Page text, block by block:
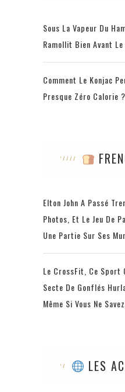
Sous La Vapeur Du
Ramollit Bien Avant Le
Comment Le Konjac
Presque Zéro Calorie ?
Elton John A Passé
Photos, Et Le Jeu De
Une Partie Sur Ses
Le CrossFit, Ce Sport
Secte De Gonflés
Même Si Vous Ne
LES